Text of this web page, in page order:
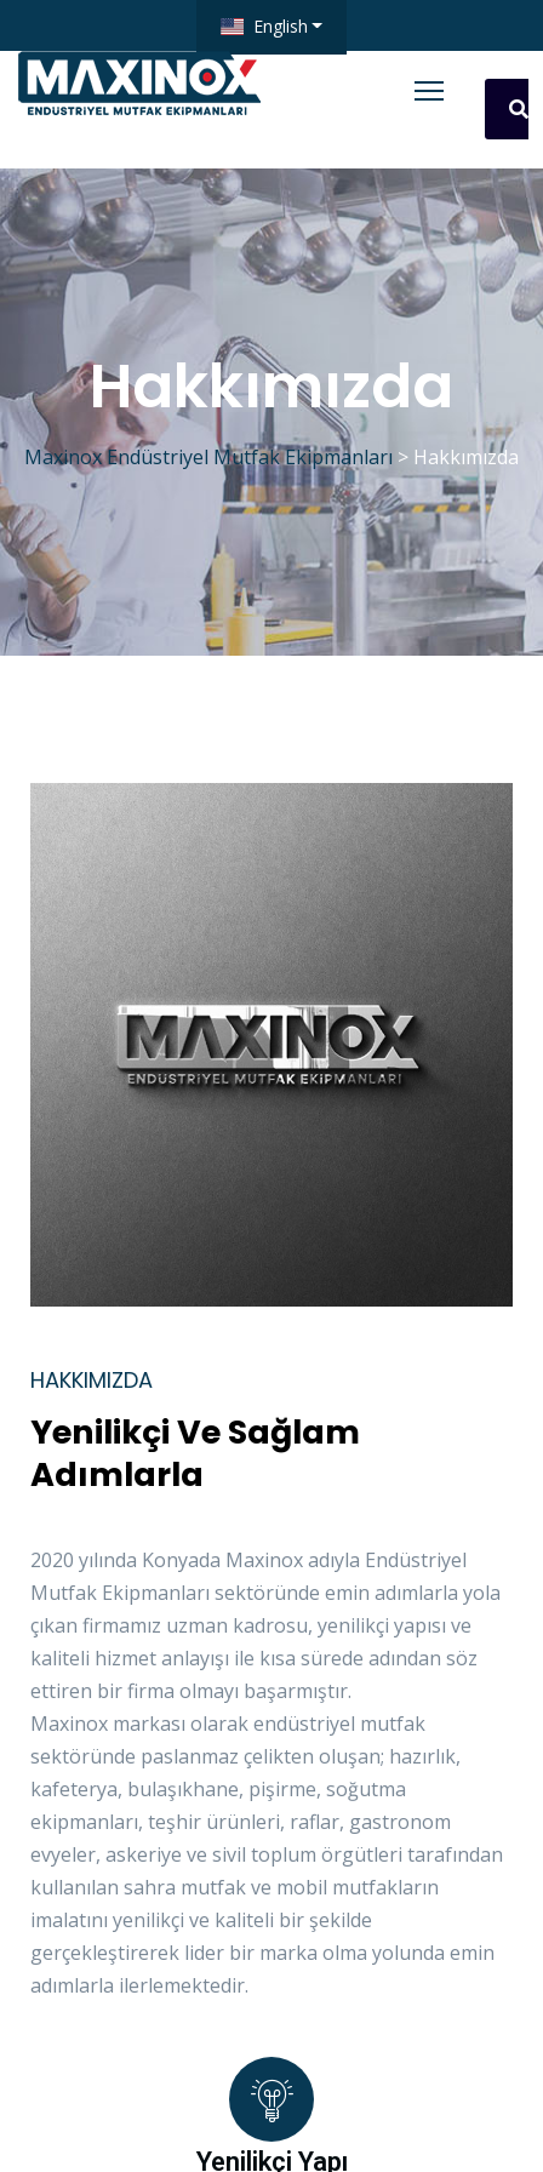
English
Hakkımızda
Maxinox Endüstriyel Mutfak Ekipmanları > Hakkımızda
HAKKIMIZDA
Yenilikçi Ve Sağlam
Adımlarla
2020 yılında Konyada Maxinox adıyla Endüstriyel
Mutfak Ekipmanları sektöründe emin adımlarla yola
çıkan firmamız uzman kadrosu, yenilikçi yapısı ve
kaliteli hizmet anlayışı ile kısa sürede adından söz
ettiren bir firma olmayı başarmıştır.
Maxinox markası olarak endüstriyel mutfak
sektöründe paslanmaz çelikten oluşan; hazırlık,
kafeterya, bulaşıkhane, pişirme, soğutma
ekipmanları, teşhir ürünleri, raflar, gastronom
evyeler, askeriye ve sivil toplum örgütleri tarafından
kullanılan sahra mutfak ve mobil mutfakların
imalatını yenilikçi ve kaliteli bir şekilde
gerçekleştirerek lider bir marka olma yolunda emin
adımlarla ilerlemektedir.
Yenilikçi Yapı